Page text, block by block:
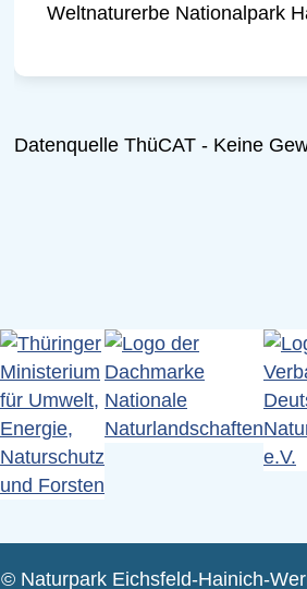
Weltnaturerbe Nationalpark
Datenquelle ThüCAT - Keine
© Naturpark Eichsfeld-Hainich-